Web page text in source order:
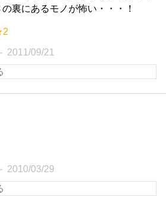
裏にあるモノが怖い・・・！
2011/09/21
2010/03/29